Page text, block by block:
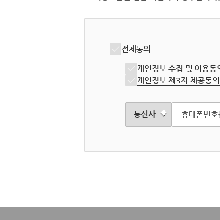
전체동의
개인정보 수집 및 이용동
개인정보 제3자 제공동의